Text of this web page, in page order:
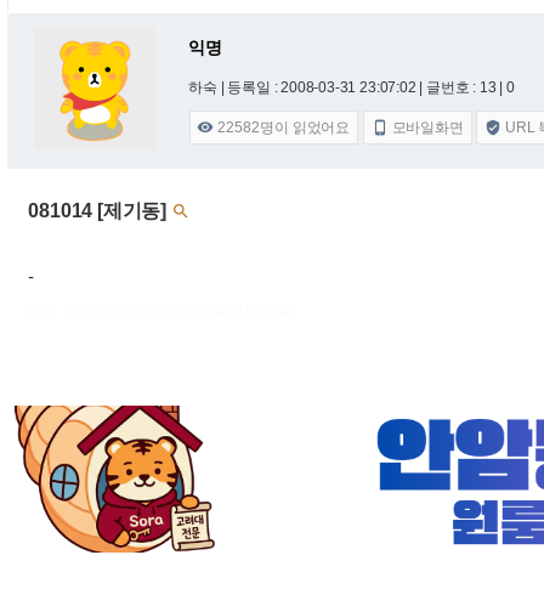
익명
하숙 | 등록일 : 2008-03-31 23:07:02 | 글번호 : 13 | 0
 22582명이 읽었어요  모바일화면  URL
081014 [제기동] 
-